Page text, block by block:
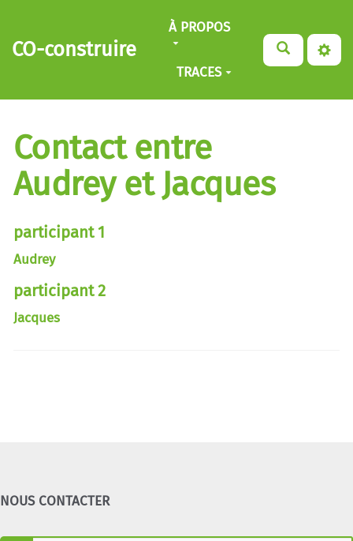
Aller au contenu principal
CO-construire
À PROPOS
TRACES
Contact entre
Audrey et Jacques
participant 1
Audrey
participant 2
Jacques
NOUS CONTACTER